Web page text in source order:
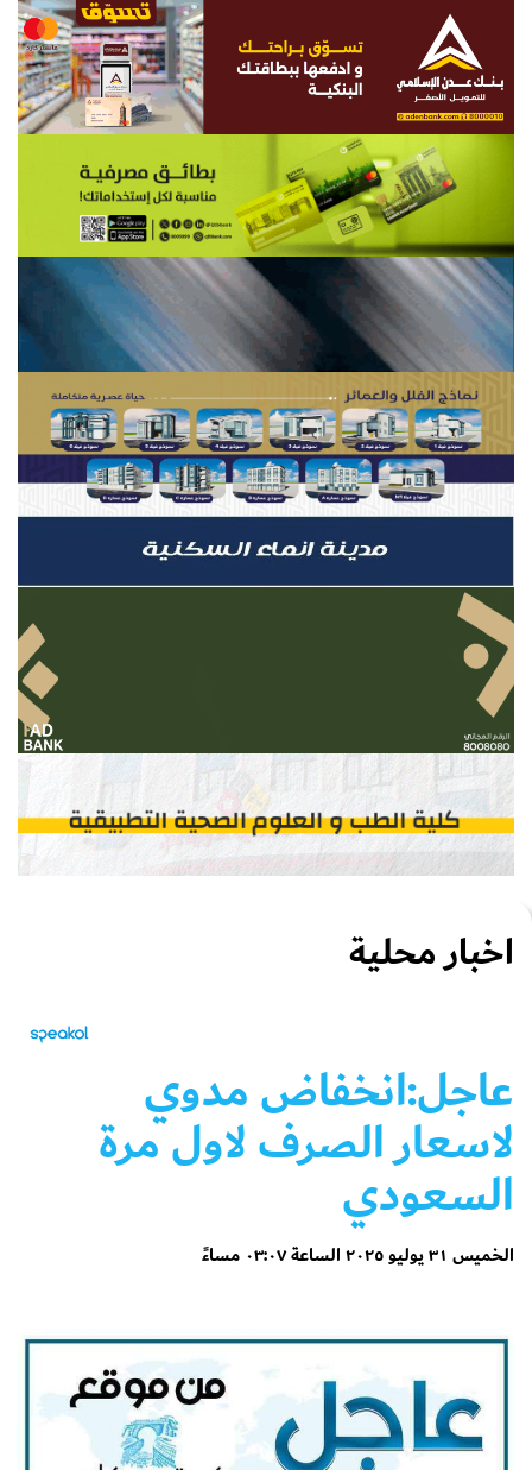
اخبار محلية
عاجل:انخفاض مدوي
لاسعار الصرف لاول مرة
السعودي
الخميس ٣١ يوليو ٢٠٢٥ الساعة ٠٣:٠٧ مساءً